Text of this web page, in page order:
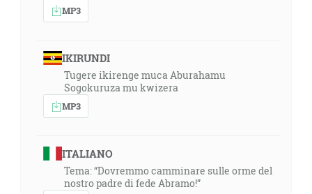
MP3
IKIRUNDI
Tugere ikirenge muca Aburahamu
Sogokuruza mu kwizera
MP3
ITALIANO
Tema: “Dovremmo camminare sulle orme del
nostro padre di fede Abramo!”